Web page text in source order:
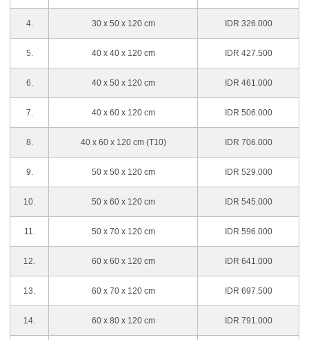
4. 30 x 50 x 120 cm IDR 326.000
5. 40 x 40 x 120 cm IDR 427.500
6. 40 x 50 x 120 cm IDR 461.000
7. 40 x 60 x 120 cm IDR 506.000
8. 40 x 60 x 120 cm (T10) IDR 706.000
9. 50 x 50 x 120 cm IDR 529.000
10. 50 x 60 x 120 cm IDR 545.000
11. 50 x 70 x 120 cm IDR 596.000
12. 60 x 60 x 120 cm IDR 641.000
13. 60 x 70 x 120 cm IDR 697.500
14. 60 x 80 x 120 cm IDR 791.000